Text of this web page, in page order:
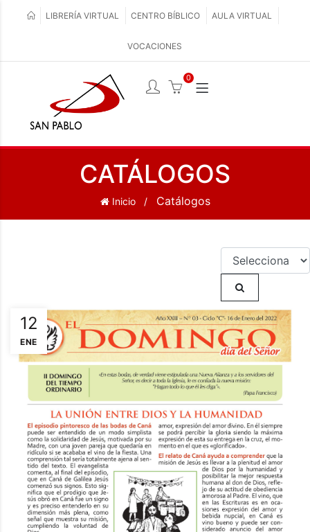
LIBRERÍA VIRTUAL CENTRO BÍBLICO AULA VIRTUAL
VOCACIONES
0
CATÁLOGOS
Inicio Catálogos
12
ENE